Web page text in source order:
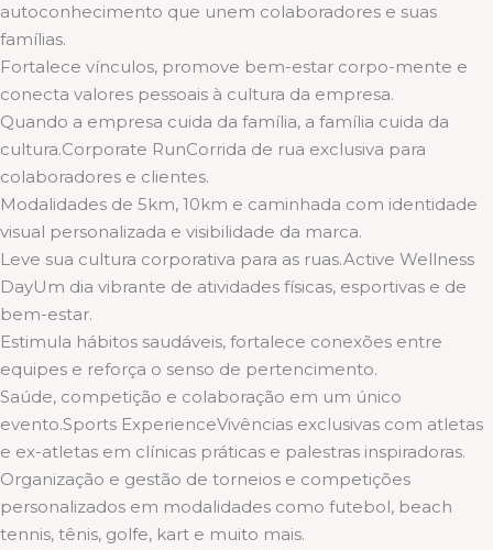
autoconhecimento que unem colaboradores e suas
famílias.
Fortalece vínculos, promove bem-estar corpo-mente e
conecta valores pessoais à cultura da empresa.
Quando a empresa cuida da família, a família cuida da
cultura.Corporate RunCorrida de rua exclusiva para
colaboradores e clientes.
Modalidades de 5km, 10km e caminhada com identidade
visual personalizada e visibilidade da marca.
Leve sua cultura corporativa para as ruas.Active Wellness
DayUm dia vibrante de atividades físicas, esportivas e de
bem-estar.
Estimula hábitos saudáveis, fortalece conexões entre
equipes e reforça o senso de pertencimento.
Saúde, competição e colaboração em um único
evento.Sports ExperienceVivências exclusivas com atletas
e ex-atletas em clínicas práticas e palestras inspiradoras.
Organização e gestão de torneios e competições
personalizados em modalidades como futebol, beach
tennis, tênis, golfe, kart e muito mais.